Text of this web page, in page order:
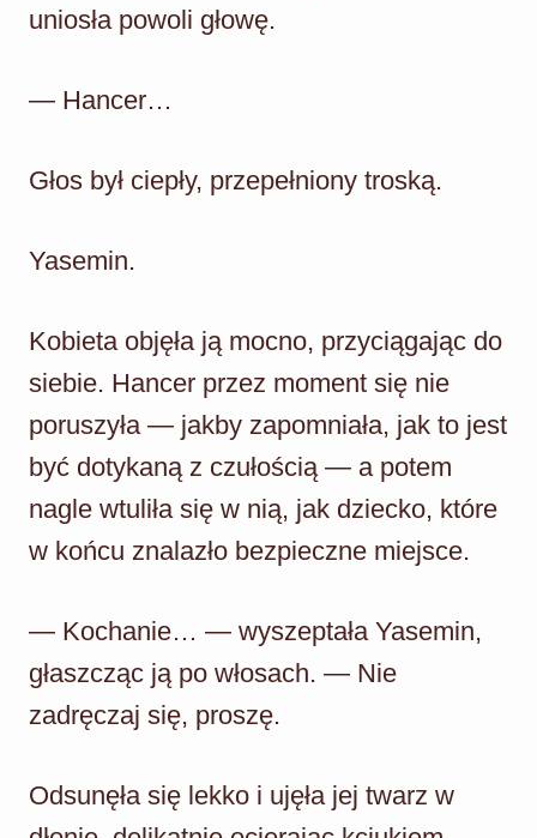
uniosła powoli głowę.
— Hancer…
Głos był ciepły, przepełniony troską.
Yasemin.
Kobieta objęła ją mocno, przyciągając do
siebie. Hancer przez moment się nie
poruszyła — jakby zapomniała, jak to jest
być dotykaną z czułością — a potem
nagle wtuliła się w nią, jak dziecko, które
w końcu znalazło bezpieczne miejsce.
— Kochanie… — wyszeptała Yasemin,
głaszcząc ją po włosach. — Nie
zadręczaj się, proszę.
Odsunęła się lekko i ujęła jej twarz w